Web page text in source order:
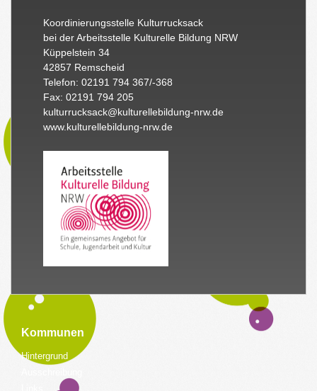
Koordinierungsstelle Kulturrucksack
bei der Arbeitsstelle Kulturelle Bildung NRW
Küppelstein 34
42857 Remscheid
Telefon: 02191 794 367/-368
Fax: 02191 794 205
kulturrucksack@kulturellebildung-nrw.de
www.kulturellebildung-nrw.de
Kommunen
Hintergrund